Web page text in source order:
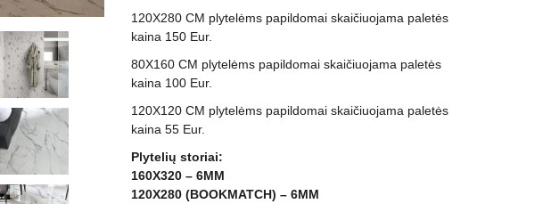
120X280 CM plytelėms papildomai skaičiuojama paletės
kaina 150 Eur.
80X160 CM plytelėms papildomai skaičiuojama paletės
kaina 100 Eur.
120X120 CM plytelėms papildomai skaičiuojama paletės
kaina 55 Eur.
Plytelių storiai:
160X320 – 6MM
120X280 (BOOKMATCH) – 6MM